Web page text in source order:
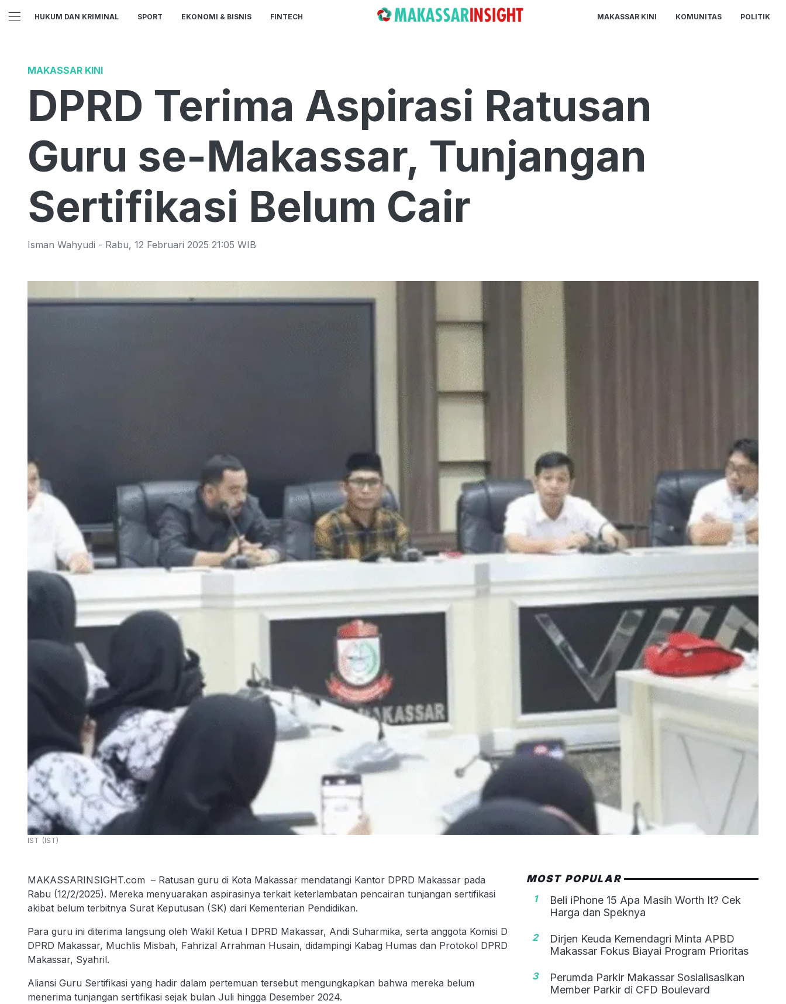
HUKUM DAN KRIMINAL SPORT EKONOMI & BISNIS FINTECH MAKASSAR KINI KOMUNITAS POLITIK
MAKASSAR KINI
DPRD Terima Aspirasi Ratusan
Guru se-Makassar, Tunjangan
Sertifikasi Belum Cair
Isman Wahyudi - Rabu, 12 Februari 2025 21:05 WIB
IST (IST)
MAKASSARINSIGHT.com – Ratusan guru di Kota Makassar mendatangi Kantor DPRD Makassar pada
Rabu (12/2/2025). Mereka menyuarakan aspirasinya terkait keterlambatan pencairan tunjangan sertifikasi
akibat belum terbitnya Surat Keputusan (SK) dari Kementerian Pendidikan.
Para guru ini diterima langsung oleh Wakil Ketua I DPRD Makassar, Andi Suharmika, serta anggota Komisi D
DPRD Makassar, Muchlis Misbah, Fahrizal Arrahman Husain, didampingi Kabag Humas dan Protokol DPRD
Makassar, Syahril.
Aliansi Guru Sertifikasi yang hadir dalam pertemuan tersebut mengungkapkan bahwa mereka belum
menerima tunjangan sertifikasi sejak bulan Juli hingga Desember 2024.
MOST POPULAR
1
Beli iPhone 15 Apa Masih Worth It? Cek
Harga dan Speknya
2
Dirjen Keuda Kemendagri Minta APBD
Makassar Fokus Biayai Program Prioritas
3
Perumda Parkir Makassar Sosialisasikan
Member Parkir di CFD Boulevard